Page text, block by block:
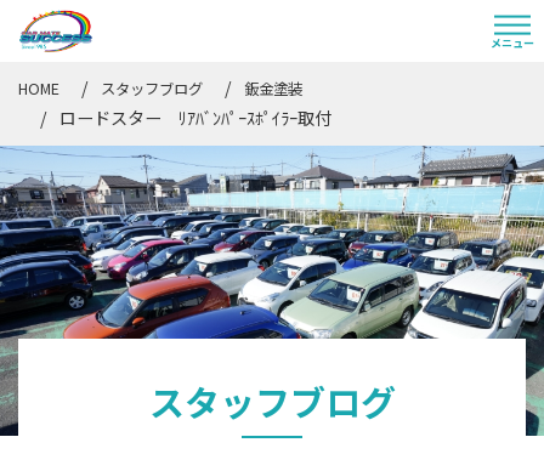
HOME スタッフブログ 鈑金塗装
ロードスター ﾘｱﾊﾞﾝﾊﾟｰｽﾎﾟｲﾗｰ取付
スタッフブログ